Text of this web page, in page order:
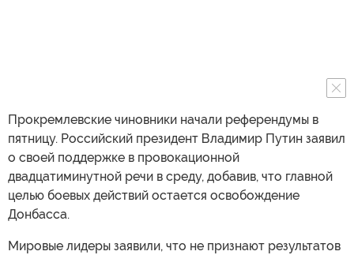
Прокремлевские чиновники начали референдумы в
пятницу. Российский президент Владимир Путин заявил
о своей поддержке в провокационной
двадцатиминутной речи в среду, добавив, что главной
целью боевых действий остается освобождение
Донбасса.
Мировые лидеры заявили, что не признают результатов